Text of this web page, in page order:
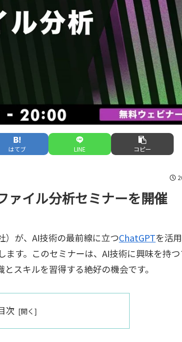
はてブ LINE コピー
ァイル分析セミナーを開催
）が、AI技術の最前線に立つChatGPTを活
す。このセミナーは、AI技術に興味を持
スキルを習得する絶好の機会です。
次